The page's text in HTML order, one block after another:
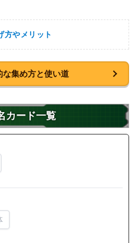
方やメリット
な集め方と使い道
カード一覧